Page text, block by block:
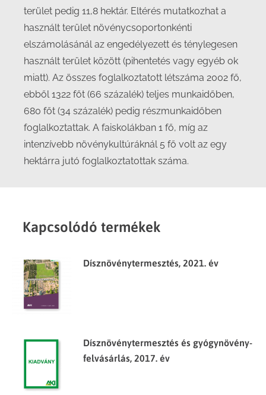
terület pedig 11,8 hektár. Eltérés mutatkozhat a
használt terület növénycsoportonkénti
elszámolásánál az engedélyezett és ténylegesen
használt terület között (pihentetés vagy egyéb ok
miatt). Az összes foglalkoztatott létszáma 2002 fő,
ebből 1322 főt (66 százalék) teljes munkaidőben,
680 főt (34 százalék) pedig részmunkaidőben
foglalkoztattak. A faiskolákban 1 fő, míg az
intenzívebb növénykultúráknál 5 fő volt az egy
hektárra jutó foglalkoztatottak száma.
Kapcsolódó termékek
Dísznövénytermesztés, 2021. év
Dísznövénytermesztés és gyógynövény-
felvásárlás, 2017. év